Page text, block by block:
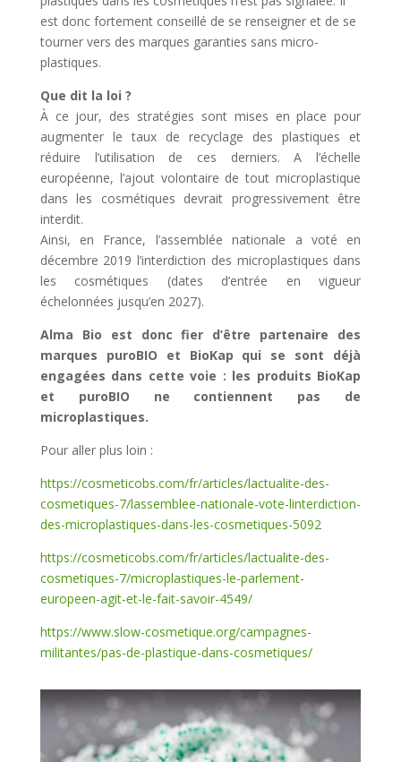
est donc fortement conseillé de se renseigner et de se
tourner vers des marques garanties sans micro-
plastiques.
Que dit la loi ?
À ce jour, des stratégies sont mises en place pour
augmenter le taux de recyclage des plastiques et
réduire l’utilisation de ces derniers. A l’échelle
européenne, l’ajout volontaire de tout microplastique
dans les cosmétiques devrait progressivement être
interdit.
Ainsi, en France, l’assemblée nationale a voté en
décembre 2019 l’interdiction des microplastiques dans
les cosmétiques (dates d’entrée en vigueur
échelonnées jusqu’en 2027).
Alma Bio est donc fier d’être partenaire des
marques puroBIO et BioKap qui se sont déjà
engagées dans cette voie : les produits BioKap
et puroBIO ne contiennent pas de
microplastiques.
Pour aller plus loin :
https://cosmeticobs.com/fr/articles/lactualite-des-
cosmetiques-7/lassemblee-nationale-vote-linterdiction-
des-microplastiques-dans-les-cosmetiques-5092
https://cosmeticobs.com/fr/articles/lactualite-des-
cosmetiques-7/microplastiques-le-parlement-
europeen-agit-et-le-fait-savoir-4549/
https://www.slow-cosmetique.org/campagnes-
militantes/pas-de-plastique-dans-cosmetiques/